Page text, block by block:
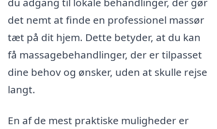
det nemt at finde en professionel massør
tæt på dit hjem. Dette betyder, at du kan
få massagebehandlinger, der er tilpasset
dine behov og ønsker, uden at skulle rejse
langt.
En af de mest praktiske muligheder er